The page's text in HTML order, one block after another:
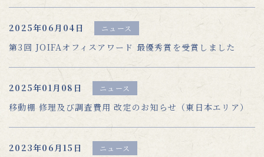
2025年06月04日 ニュース
第3回 JOIFAオフィスアワード 最優秀賞を受賞しました
2025年01月08日 ニュース
移動棚 修理及び調査費用 改定のお知らせ（東日本エリア）
2023年06月15日 ニュース